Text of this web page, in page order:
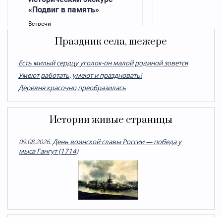
Праздник села, шежере
Есть милый сердцу уголок-он малой родиной зовется
Умеют работать, умеют и праздновать!
Деревня красочно преобразилась
Истории живые страницы
09.08.2026.День воинской славы России — победа у
мыса Гангут (1714)